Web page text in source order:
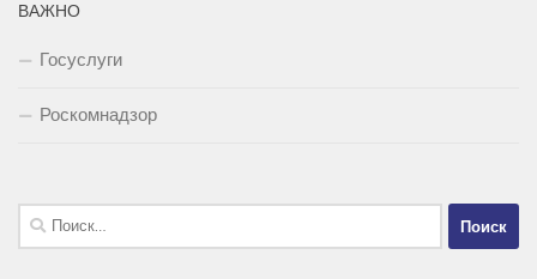
ВАЖНО
Госуслуги
Роскомнадзор
Найти: